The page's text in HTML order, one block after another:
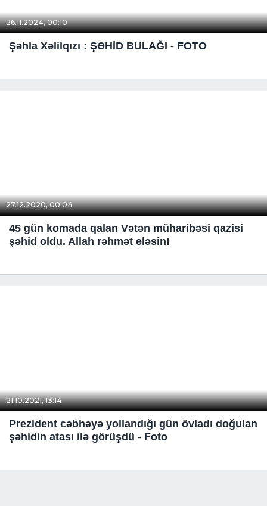
26.11.2024, 00:10
Şəhla Xəlilqızı : ŞƏHİD BULAĞI - FOTO
27.12.2020, 00:04
45 gün komada qalan Vətən müharibəsi qazisi
şəhid oldu. Allah rəhmət eləsin!
21.10.2021, 13:14
Prezident cəbhəyə yollandığı gün övladı doğulan
şəhidin atası ilə görüşdü - Foto